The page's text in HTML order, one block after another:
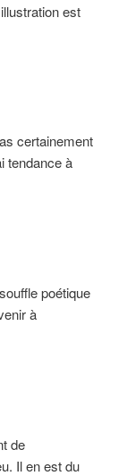
est
certainement
tendance à
poétique
à
de
Il en est du